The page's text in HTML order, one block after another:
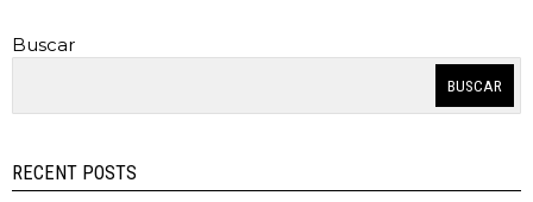
Buscar
BUSCAR
RECENT POSTS